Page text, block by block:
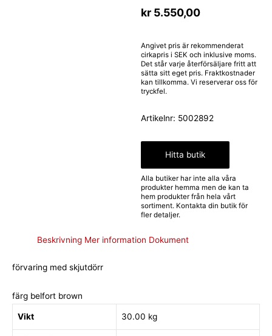
kr 5.550,00
Angivet pris är rekommenderat
cirkapris i SEK och inklusive moms.
Det står varje återförsäljare fritt att
sätta sitt eget pris. Fraktkostnader
kan tillkomma. Vi reserverar oss för
tryckfel.
Artikelnr: 5002892
Hitta butik
Alla butiker har inte alla våra
produkter hemma men de kan ta
hem produkter från hela vårt
sortiment. Kontakta din butik för
fler detaljer.
Beskrivning Mer information Dokument
förvaring med skjutdörr
färg belfort brown
Vikt 30.00 kg